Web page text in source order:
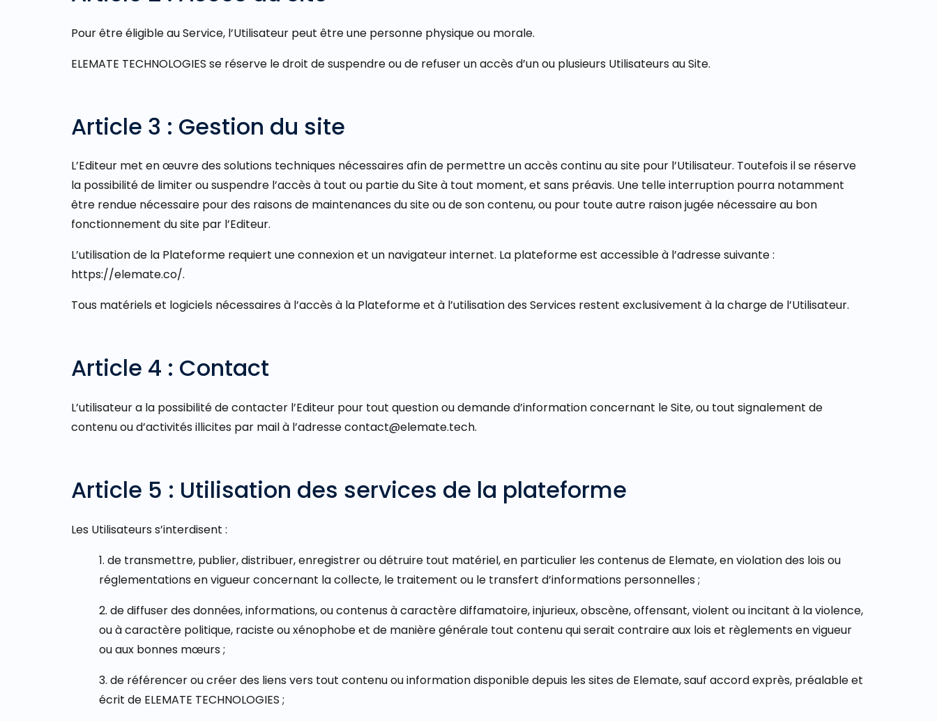
Pour être éligible au Service, l’Utilisateur peut être une personne physique ou morale.
ELEMATE TECHNOLOGIES se réserve le droit de suspendre ou de refuser un accès d’un ou plusieurs Utilisateurs au Site.
Article 3 : Gestion du site
L’Editeur met en œuvre des solutions techniques nécessaires afin de permettre un accès continu au site pour l’Utilisateur. Toutefois il se réserve
la possibilité de limiter ou suspendre l’accès à tout ou partie du Site à tout moment, et sans préavis. Une telle interruption pourra notamment
être rendue nécessaire pour des raisons de maintenances du site ou de son contenu, ou pour toute autre raison jugée nécessaire au bon
fonctionnement du site par l’Editeur.
L’utilisation de la Plateforme requiert une connexion et un navigateur internet. La plateforme est accessible à l’adresse suivante :
https://elemate.co/.
Tous matériels et logiciels nécessaires à l’accès à la Plateforme et à l’utilisation des Services restent exclusivement à la charge de l’Utilisateur.
Article 4 : Contact
L’utilisateur a la possibilité de contacter l’Editeur pour tout question ou demande d’information concernant le Site, ou tout signalement de
contenu ou d’activités illicites par mail à l’adresse contact@elemate.tech.
Article 5 : Utilisation des services de la plateforme
Les Utilisateurs s’interdisent :
1. de transmettre, publier, distribuer, enregistrer ou détruire tout matériel, en particulier les contenus de Elemate, en violation des lois ou
réglementations en vigueur concernant la collecte, le traitement ou le transfert d’informations personnelles ;
2. de diffuser des données, informations, ou contenus à caractère diffamatoire, injurieux, obscène, offensant, violent ou incitant à la violence,
ou à caractère politique, raciste ou xénophobe et de manière générale tout contenu qui serait contraire aux lois et règlements en vigueur
ou aux bonnes mœurs ;
3. de référencer ou créer des liens vers tout contenu ou information disponible depuis les sites de Elemate, sauf accord exprès, préalable et
écrit de ELEMATE TECHNOLOGIES ;